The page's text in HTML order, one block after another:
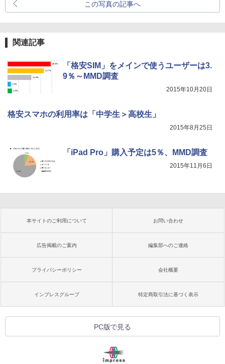
この写真の記事へ
関連記事
「格安SIM」をメインで使うユーザーは3.
9％～MMD調査
2015年10月20日
格安スマホの利用率は「中学生＞高校生」
2015年8月25日
「iPad Pro」購入予定は5％、MMD調査
2015年11月6日
本サイトのご利用について お問い合わせ
広告掲載のご案内 編集部へのご連絡
プライバシーポリシー 会社概要
インプレスグループ 特定商取引法に基づく表示
PC版で見る